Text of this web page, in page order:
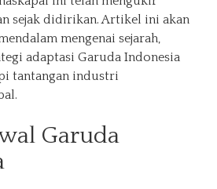
sejak didirikan. Artikel ini akan
mengenai sejarah,
adaptasi Garuda Indonesia
tantangan industri
Garuda